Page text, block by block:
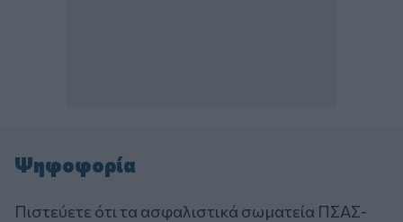
Ψηφοφορία
Πιστεύετε ότι τα ασφαλιστικά σωματεία ΠΣΑΣ-